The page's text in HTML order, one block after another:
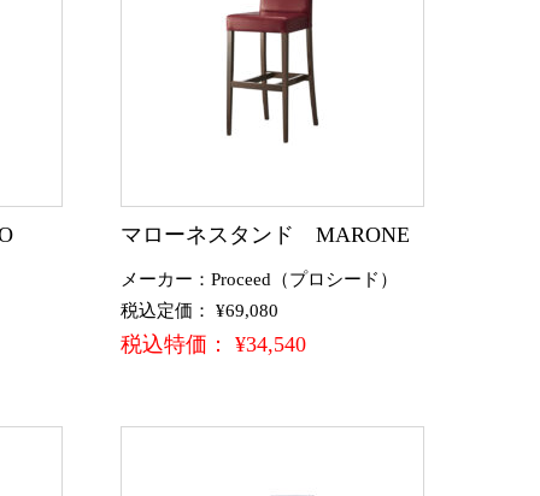
マローネスタンド MARONE
メーカー：Proceed（プロシード）
税込定価： ¥69,080
税込特価： ¥34,540